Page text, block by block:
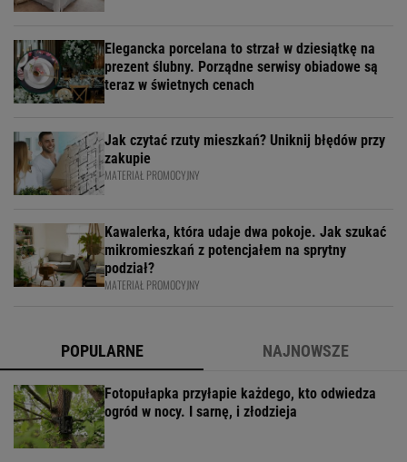
Elegancka porcelana to strzał w dziesiątkę na
prezent ślubny. Porządne serwisy obiadowe są
teraz w świetnych cenach
Jak czytać rzuty mieszkań? Uniknij błędów przy
zakupie
MATERIAŁ PROMOCYJNY
Kawalerka, która udaje dwa pokoje. Jak szukać
mikromieszkań z potencjałem na sprytny
podział?
MATERIAŁ PROMOCYJNY
POPULARNE NAJNOWSZE
Fotopułapka przyłapie każdego, kto odwiedza
ogród w nocy. I sarnę, i złodzieja